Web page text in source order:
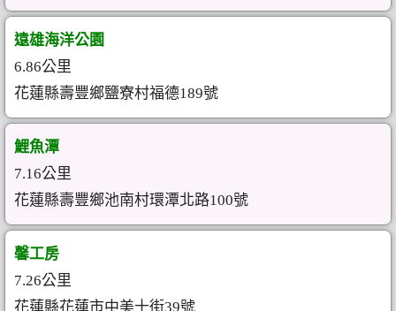
遠雄海洋公園
6.86公里
花蓮縣壽豐鄉鹽寮村福德189號
鯉魚潭
7.16公里
花蓮縣壽豐鄉池南村環潭北路100號
馨工房
7.26公里
花蓮縣花蓮市中美十街39號